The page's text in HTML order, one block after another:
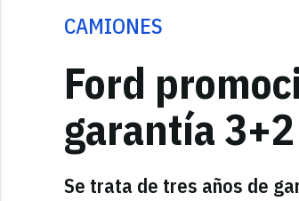
CAMIONES
Ford
garantía 3+2
Se trata de tres años de